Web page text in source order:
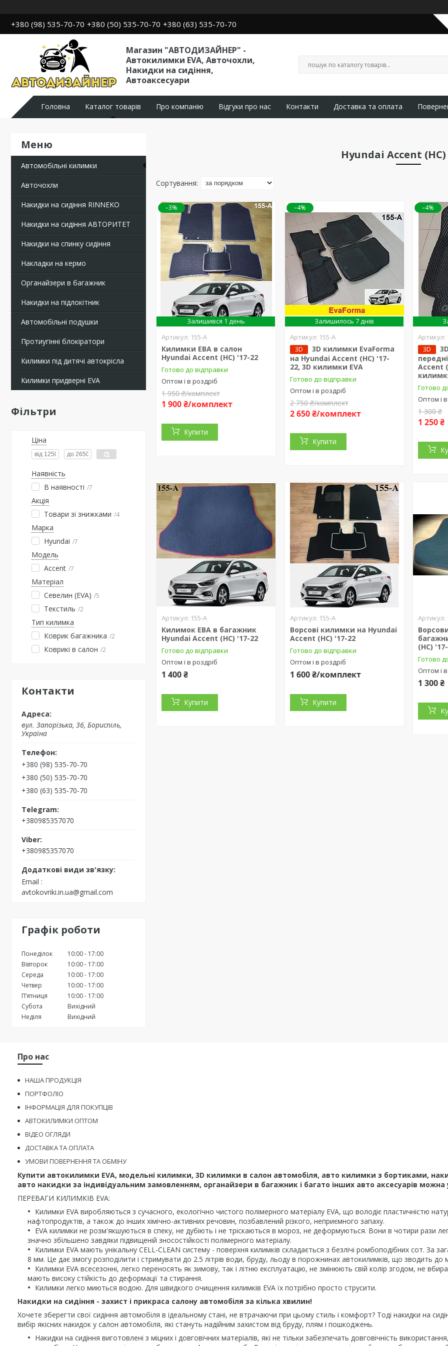
+380 (98) 535-70-70 +380 (50) 535-70-70 +380 (63) 535-70-70
Магазин "АВТОДИЗАЙНЕР" -
Автокилимки EVA, Авточохли,
Накидки на сидіння,
Автоаксесуари
Головна Каталог товарів Про компанію Відгуки про нас Контакти Доставка та оплата
Автомобільні килимки
Авточохли
Накидки на сидіння RINNEKO
Накидки на сидіння АВТОРИТЕТ
Накидки на спинку сидіння
Накладки на кермо
Органайзери в багажник
Накидки на підлокітник
Автомобільні подушки
Протиугінні блокіратори
Килимки під дитячі автокрісла
Килимки придверні EVA
Фільтри
Ціна
Наявність
В наявності 7
Акція
Товари зі знижками
4
Марка
Hyundai 7
Модель
Accent 7
Матеріал
Севелин (EVA) 5
Текстиль 2
Тип килимка
Коврик багажника 2
Коврикі в салон 2
Контакти
вул. Запорізька, 36, Бориспіль,
Україна
+380 (98) 535-70-70
+380 (50) 535-70-70
+380 (63) 535-70-70
+380985357070
+380985357070
Email
avtokovriki.in.ua@gmail.com
Графік роботи
Понеділок 10:00
17:00
Вівторок
10:00
17:00
Середа
10:00
17:00
Четвер
10:00
17:00
Пʼятниця
10:00
17:00
Субота
Вихідний
Неділя
Вихідний
Hyundai Accent (HC)
–3%
Залишився 1 день
155-А
Килимки ЕВА в салон
Hyundai Accent (HC) '17-22
Готово до відправки
Оптом і в роздріб
1 950 ₴/комплект
1 900 ₴/комплект
Купити
–4%
Залишилось 7 днів
155-А
3D
3D килимки EvaForma
на Hyundai Accent (HC) '17-
22, 3D килимки EVA
Готово до відправки
Оптом і в роздріб
2 750 ₴/комплект
2 650 ₴/комплект
Купити
–4%
3D
Accent
Готово
Оптом і
1 300 ₴
1 250 ₴
155-А
Килимок ЕВА в багажник
Hyundai Accent (HC) '17-22
Готово до відправки
Оптом і в роздріб
1 400 ₴
Купити
155-А
Ворсові килимки на Hyundai
Accent (HC) '17-22
Готово до відправки
Оптом і в роздріб
1 600 ₴/комплект
Купити
(HC)
Готово
Оптом і
1 300 ₴
Про нас
НАША ПРОДУКЦІЯ
ПОРТФОЛІО
ІНФОРМАЦІЯ ДЛЯ ПОКУПЦІВ
АВТОКИЛИМКИ ОПТОМ
ВІДЕО ОГЛЯДИ
ДОСТАВКА ТА ОПЛАТА
УМОВИ ПОВЕРНЕННЯ ТА ОБМІНУ
Купити автокилимки EVA, модельні килимки, 3D килимки в салон автомобіля, авто килимки з бортиками,
авто накидки за індивідуальним замовленням, органайзери в багажник і багато інших авто аксесуарів
ПЕРЕВАГИ КИЛИМКІВ EVA:
Килимки EVA виробляються з сучасного, екологічно чистого полімерного матеріалу EVA, що володіє пластичністю
нафтопродуктів, а також до інших хімічно-активних речовин, позбавлений різкого, неприємного запаху.
EVA килимки не розм'якшуються в спеку, не дубіють і не тріскаються в мороз, не деформуються. Вони в чотири рази
значно збільшено завдяки підвищеній зносостійкості полімерного матеріалу.
Килимки EVA мають унікальну CELL-CLEAN систему - поверхня килимків складається з безлічі ромбоподібних сот. За
8 мм. Це дає змогу розподілити і стримувати до 2.5 літрів води, бруду, льоду в порожнинах автокилимків, що зводить до
Килимки EVA всесезонні, легко переносять як зимову, так і літню експлуатацію, не змінюють свій колір згодом, не
мають високу стійкість до деформації та стирання.
Килимки легко миються водою. Для швидкого очищення килимків EVA їх потрібно просто струсити.
Накидки на сидіння - захист і прикраса салону автомобіля за кілька хвилин!
Хочете зберегти свої сидіння автомобіля в ідеальному стані, не втрачаючи при цьому стиль і комфорт? Тоді накидки на
вибір якісних накидок у салон автомобіля, які стануть надійним захистом від бруду, плям і пошкоджень.
Накидки на сидіння виготовлені з міцних і довговічних матеріалів, які не тільки забезпечать довговічність